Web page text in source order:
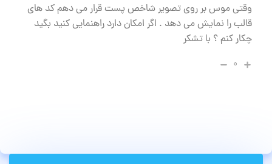
وقتی موس بر روی تصویر شاخص پست قرار می دهم کد های
قالب را نمایش می دهد . اگر امکان دارد راهنمایی کنید بگید
چکار کنم ؟ با تشکر
۰